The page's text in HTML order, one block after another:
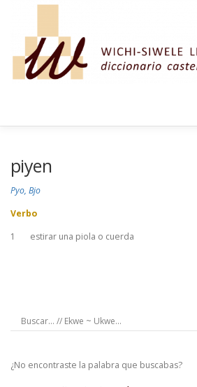
Saltar al contenido
piyen
Pyo, Bjo
Verbo
1
estirar una piola o cuerda
¿No encontraste la palabra que buscabas?